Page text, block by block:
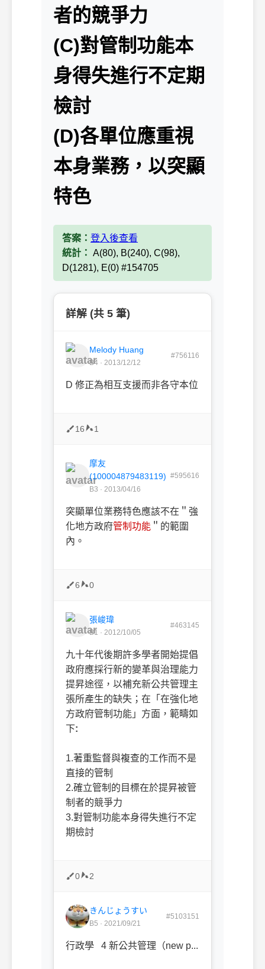
者的競爭力
(C)對管制功能本
身得失進行不定期
檢討
(D)各單位應重視
本身業務，以突顯
特色
答案： 登入後查看
統計： A(80), B(240), C(98),
D(1281), E(0) #154705
詳解 (共 5 筆)
Melody Huang
B4 · 2013/12/12
#756116
D 修正為相互支援而非各守本位
16 1
摩友
(100004879483119)
B3 · 2013/04/16
#595616
突顯單位業務特色應該不在＂強
化地方政府管制功能 ＂的範圍
內。
6 0
張峻瑋
B1 · 2012/10/05
#463145
九十年代後期許多學者開始提倡
政府應採行新的變革與治理能力
提昇途徑，以補充新公共管理主
張所產生的缺失；在「在強化地
方政府管制功能」方面，範疇如
下:
1.著重監督與複查的工作而不是
直接的管制
2.確立管制的目標在於提昇被管
制者的競爭力
3.對管制功能本身得失進行不定
期檢討
0 2
きんじょうすい
B5 · 2021/09/21
#5103151
行政學 4 新公共管理（new p...